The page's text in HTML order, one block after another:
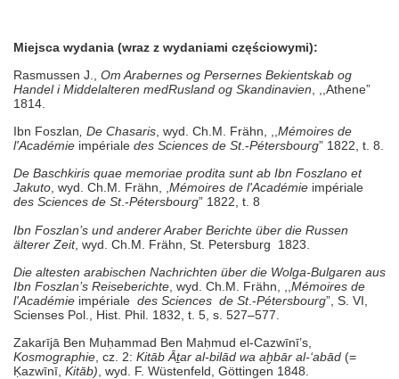
Miejsca wydania (wraz z wydaniami częściowymi):
Rasmussen J., Om Arabernes og Persernes Bekientskab og
Handel i Middelalteren medRusland og Skandinavien , ,,Athene”
1814.
Ibn Foszlan , De Chasaris , wyd. Ch.M. Frähn, ,, Mémoires de
l'Académie impériale des Sciences de St.-Pétersbourg” 1822, t. 8.
De Baschkiris quae memoriae prodita sunt ab Ibn Foszlano et
Jakuto, wyd. Ch.M. Frähn, ,Mémoires de l'Académie impériale
des Sciences de St.-Pétersbourg” 1822, t. 8
Ibn Foszlan’s und anderer Araber Berichte über die Russen
älterer Zeit, wyd. Ch.M. Frähn, St. Petersburg 1823.
Die altesten arabischen Nachrichten über die Wolga-Bulgaren aus
Ibn Foszlan’s Reiseberichte , wyd. Ch.M. Frähn, ,, Mémoires de
l'Académie impériale des Sciences de St.-Pétersbourg”, S. VI,
Scienses Pol., Hist. Phil. 1832, t. 5, s. 527–577.
Zakarījā Ben Muḥammad Ben Maḥmud el-Cazwīnī’s,
Kosmographie , cz. 2: Kitāb Āṯar al-bilād wa aḫbār al-‘abād (=
Ḳazwīnī, Kitāb) , wyd. F. Wüstenfeld, Göttingen 1848.